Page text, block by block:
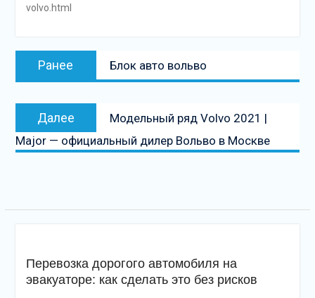
volvo.html
Навигация
Ранее
Предыдущая
запись:
Блок авто вольво
Далее
Следующая
запись
Модельный ряд Volvo 2021 |
Major — официальный дилер Вольво в Москве
Перевозка дорогого автомобиля на
эвакуаторе: как сделать это без рисков